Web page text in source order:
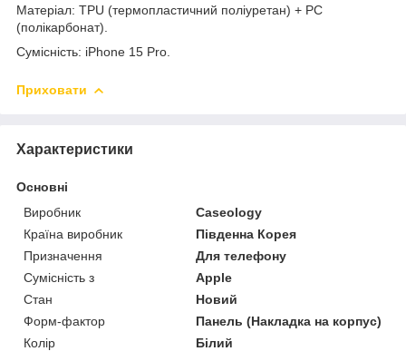
Матеріал: TPU (термопластичний поліуретан) + PC
(полікарбонат).
Сумісність: iPhone 15 Pro.
Приховати
Характеристики
Основні
Виробник
Caseology
Країна виробник
Південна Корея
Призначення
Для телефону
Сумісність з
Apple
Стан
Новий
Форм-фактор
Панель (Накладка на корпус)
Колір
Білий